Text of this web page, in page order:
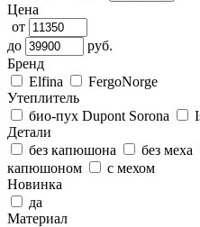
Цена
от
до
руб.
Бренд
Elfina
FergoNorge
Утеплитель
био-пух Dupont Sorona
Детали
без капюшона
без меха
капюшоном
с мехом
Новинка
да
Материал